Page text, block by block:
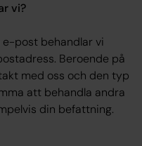
vi?
post behandlar vi
Beroende på
med oss och den typ
att behandla andra
din befattning.